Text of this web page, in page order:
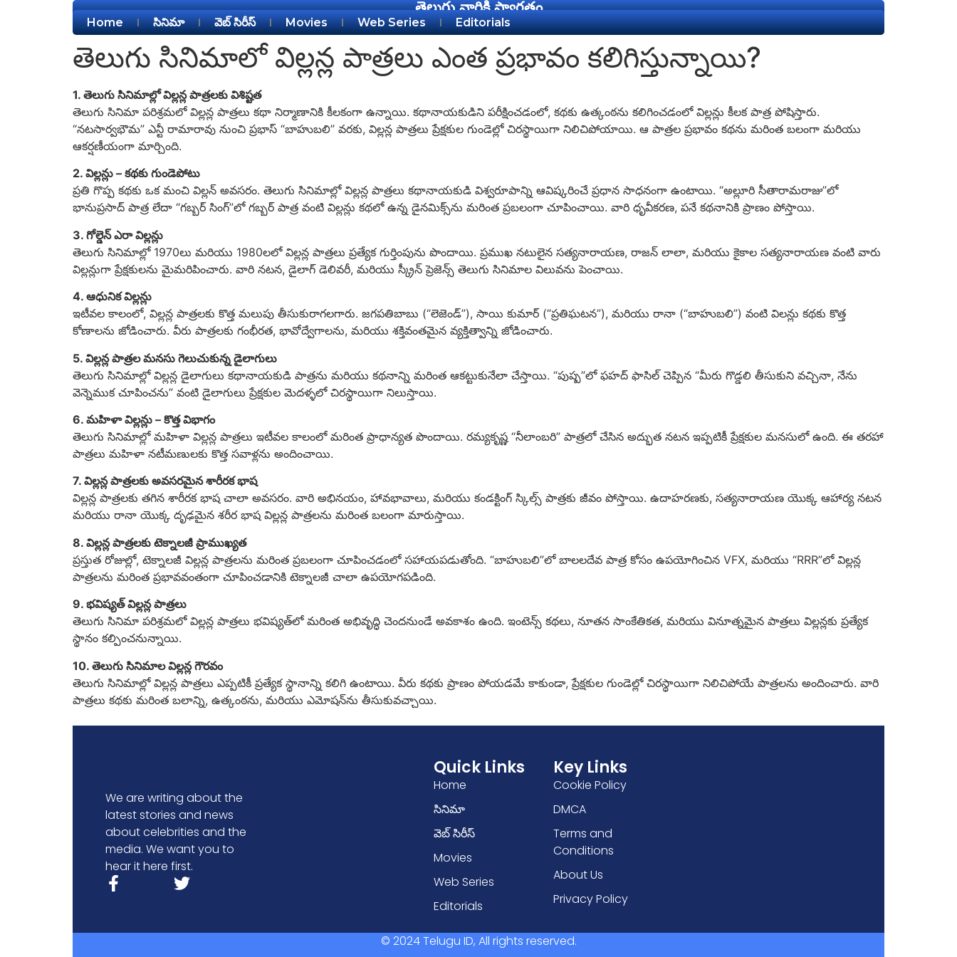
తెలుగు వారికి స్వాగతం
Home సినిమా వెబ్ సిరీస్ Movies Web Series Editorials
తెలుగు సినిమాలో విల్లన్ల పాత్రలు ఎంత ప్రభావం కలిగిస్తున్నాయి?
1. తెలుగు సినిమాల్లో విల్లన్ల పాత్రలకు విశిష్టత
తెలుగు సినిమా పరిశ్రమలో విల్లన్ల పాత్రలు కథా నిర్మాణానికి కీలకంగా ఉన్నాయి. కథానాయకుడిని పరీక్షించడంలో, కథకు ఉత్కంఠను కలిగించడంలో విల్లన్లు కీలక పాత్ర పోషిస్తారు.
“నటసార్వభౌమ” ఎన్టీ రామారావు నుంచి ప్రభాస్ “బాహుబలి” వరకు, విల్లన్ల పాత్రలు ప్రేక్షకుల గుండెల్లో చిరస్థాయిగా నిలిచిపోయాయి. ఆ పాత్రల ప్రభావం కథను మరింత బలంగా మరియు
ఆకర్షణీయంగా మార్చింది.
2. విల్లన్లు – కథకు గుండెపోటు
ప్రతి గొప్ప కథకు ఒక మంచి విల్లన్ అవసరం. తెలుగు సినిమాల్లో విల్లన్ల పాత్రలు కథానాయకుడి విశ్వరూపాన్ని ఆవిష్కరించే ప్రధాన సాధనంగా ఉంటాయి. “అల్లూరి సీతారామరాజు”లో
భానుప్రసాద్ పాత్ర లేదా “గబ్బర్ సింగ్”లో గబ్బర్ పాత్ర వంటి విల్లన్లు కథలో ఉన్న డైనమిక్స్‌ను మరింత ప్రబలంగా చూపించాయి. వారి ధృవీకరణ, పనే కథనానికి ప్రాణం పోస్తాయి.
3. గోల్డెన్ ఎరా విల్లన్లు
తెలుగు సినిమాల్లో 1970లు మరియు 1980లలో విల్లన్ల పాత్రలు ప్రత్యేక గుర్తింపును పొందాయి. ప్రముఖ నటులైన సత్యనారాయణ, రాజన్‌ లాలా, మరియు కైకాల సత్యనారాయణ వంటి వారు
విల్లన్లుగా ప్రేక్షకులను మైమరిపించారు. వారి నటన, డైలాగ్ డెలివరీ, మరియు స్క్రీన్ ప్రెజెన్స్ తెలుగు సినిమాల విలువను పెంచాయి.
4. ఆధునిక విల్లన్లు
ఇటీవల కాలంలో, విల్లన్ల పాత్రలకు కొత్త మలుపు తీసుకురాగలగారు. జగపతిబాబు (“లెజెండ్”), సాయి కుమార్ (“ప్రతిఘటన”), మరియు రానా (“బాహుబలి”) వంటి విలన్లు కథకు కొత్త
కోణాలను జోడించారు. వీరు పాత్రలకు గంభీరత, భావోద్వేగాలను, మరియు శక్తివంతమైన వ్యక్తిత్వాన్ని జోడించారు.
5. విల్లన్ల పాత్రల మనసు గెలుచుకున్న డైలాగులు
తెలుగు సినిమాల్లో విల్లన్ల డైలాగులు కథానాయకుడి పాత్రను మరియు కథనాన్ని మరింత ఆకట్టుకునేలా చేస్తాయి. “పుష్ప”లో ఫహద్ ఫాసిల్ చెప్పిన “మీరు గొడ్డలి తీసుకుని వచ్చినా, నేను
వెన్నెముక చూపించను” వంటి డైలాగులు ప్రేక్షకుల మెదళ్ళలో చిరస్థాయిగా నిలుస్తాయి.
6. మహిళా విల్లన్లు – కొత్త విభాగం
తెలుగు సినిమాల్లో మహిళా విల్లన్ల పాత్రలు ఇటీవల కాలంలో మరింత ప్రాధాన్యత పొందాయి. రమ్యకృష్ణ “నీలాంబరి” పాత్రలో చేసిన అద్భుత నటన ఇప్పటికీ ప్రేక్షకుల మనసులో ఉంది. ఈ తరహా
పాత్రలు మహిళా నటీమణులకు కొత్త సవాళ్లను అందించాయి.
7. విల్లన్ల పాత్రలకు అవసరమైన శారీరక భాష
విల్లన్ల పాత్రలకు తగిన శారీరక భాష చాలా అవసరం. వారి అభినయం, హావభావాలు, మరియు కండక్టింగ్ స్కిల్స్ పాత్రకు జీవం పోస్తాయి. ఉదాహరణకు, సత్యనారాయణ యొక్క ఆహార్య నటన
మరియు రానా యొక్క దృఢమైన శరీర భాష విల్లన్ల పాత్రలను మరింత బలంగా మారుస్తాయి.
8. విల్లన్ల పాత్రలకు టెక్నాలజీ ప్రాముఖ్యత
ప్రస్తుత రోజుల్లో, టెక్నాలజీ విల్లన్ల పాత్రలను మరింత ప్రబలంగా చూపించడంలో సహాయపడుతోంది. “బాహుబలి”లో బాలలదేవ పాత్ర కోసం ఉపయోగించిన VFX, మరియు “RRR”లో విల్లన్ల
పాత్రలను మరింత ప్రభావవంతంగా చూపించడానికి టెక్నాలజీ చాలా ఉపయోగపడింది.
9. భవిష్యత్ విల్లన్ల పాత్రలు
తెలుగు సినిమా పరిశ్రమలో విల్లన్ల పాత్రలు భవిష్యత్‌లో మరింత అభివృద్ధి చెందనుండే అవకాశం ఉంది. ఇంటెన్స్ కథలు, నూతన సాంకేతికత, మరియు వినూత్నమైన పాత్రలు విల్లన్లకు ప్రత్యేక
స్థానం కల్పించనున్నాయి.
10. తెలుగు సినిమాల విల్లన్ల గౌరవం
తెలుగు సినిమాల్లో విల్లన్ల పాత్రలు ఎప్పటికీ ప్రత్యేక స్థానాన్ని కలిగి ఉంటాయి. వీరు కథకు ప్రాణం పోయడమే కాకుండా, ప్రేక్షకుల గుండెల్లో చిరస్థాయిగా నిలిచిపోయే పాత్రలను అందించారు. వారి
పాత్రలు కథకు మరింత బలాన్ని, ఉత్కంఠను, మరియు ఎమోషన్‌ను తీసుకువచ్చాయి.
We are writing about the
latest stories and news
about celebrities and the
media. We want you to
hear it here first.
Quick Links
Home
సినిమా
వెబ్ సిరీస్
Movies
Web Series
Editorials
Key Links
Cookie Policy
DMCA
Terms and
Conditions
About Us
Privacy Policy
© 2024 Telugu ID, All rights reserved.